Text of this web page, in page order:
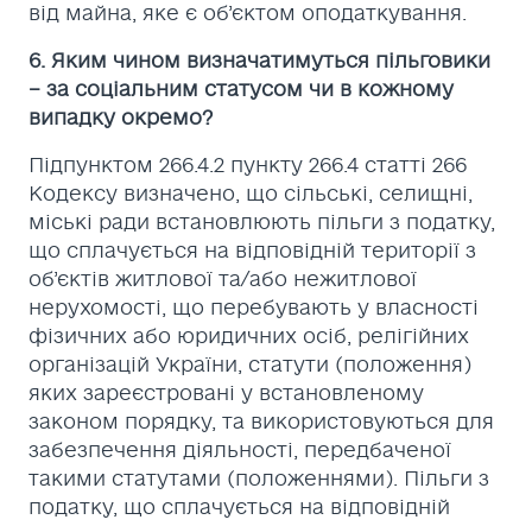
від майна, яке є об’єктом оподаткування.
6. Яким чином визначатимуться пільговики
– за соціальним статусом чи в кожному
випадку окремо?
Підпунктом 266.4.2 пункту 266.4 статті 266
Кодексу визначено, що сільські, селищні,
міські ради встановлюють пільги з податку,
що сплачується на відповідній території з
об’єктів житлової та/або нежитлової
нерухомості, що перебувають у власності
фізичних або юридичних осіб, релігійних
організацій України, статути (положення)
яких зареєстровані у встановленому
законом порядку, та використовуються для
забезпечення діяльності, передбаченої
такими статутами (положеннями). Пільги з
податку, що сплачується на відповідній